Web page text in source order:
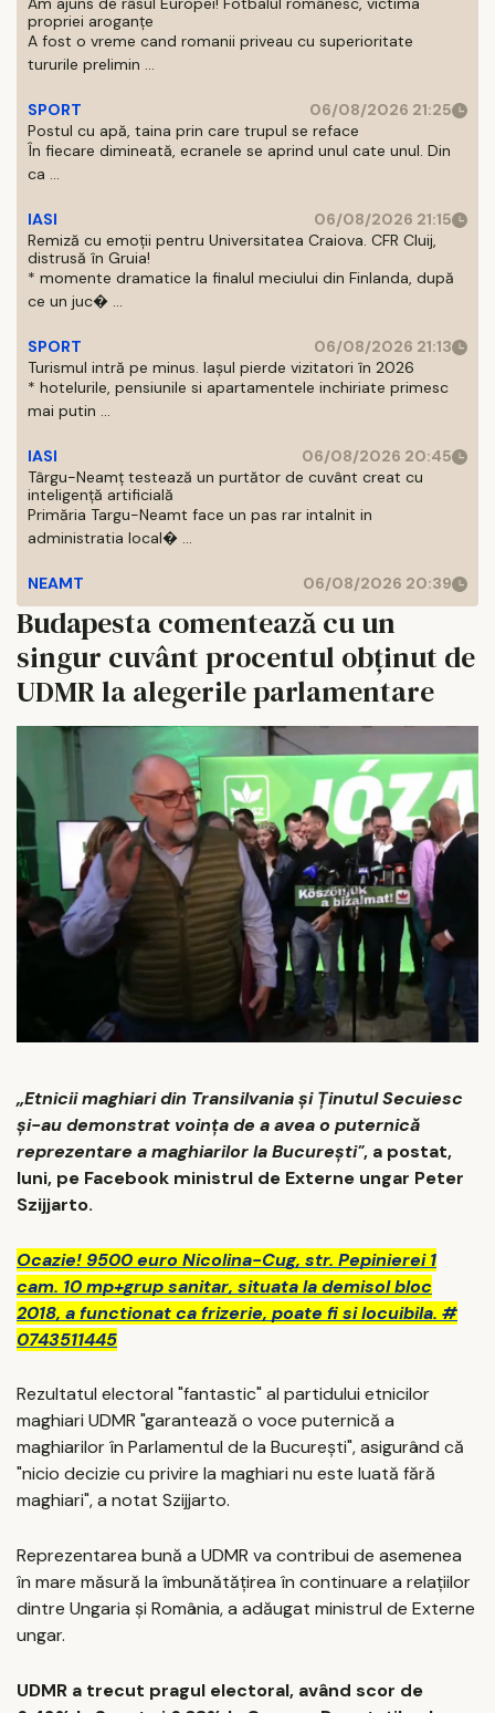
propriei aroganțe
A fost o vreme cand romanii priveau cu superioritate
tururile prelimin ...
SPORT
06/08/2026 21:25
Postul cu apă, taina prin care trupul se reface
În fiecare dimineată, ecranele se aprind unul cate unul. Din
ca ...
IASI
06/08/2026 21:15
Remiză cu emoții pentru Universitatea Craiova. CFR Cluij,
distrusă în Gruia!
* momente dramatice la finalul meciului din Finlanda, după
ce un juc� ...
SPORT
06/08/2026 21:13
Turismul intră pe minus. Iașul pierde vizitatori în 2026
* hotelurile, pensiunile si apartamentele inchiriate primesc
mai putin ...
IASI
06/08/2026 20:45
Târgu-Neamț testează un purtător de cuvânt creat cu
inteligență artificială
Primăria Targu-Neamt face un pas rar intalnit in
administratia local� ...
NEAMT 06/08/2026 20:39
Budapesta comentează cu un
singur cuvânt procentul obținut de
UDMR la alegerile parlamentare
„Etnicii maghiari din Transilvania şi Ţinutul Secuiesc
şi-au demonstrat voinţa de a avea o puternică
reprezentare a maghiarilor la Bucureşti", a postat,
luni, pe Facebook ministrul de Externe ungar Peter
Szijjarto.
Ocazie! 9500 euro Nicolina-Cug, str. Pepinierei 1
cam. 10 mp+grup sanitar, situata la demisol bloc
2018, a functionat ca frizerie, poate fi si locuibila. #
0743511445
Rezultatul electoral "fantastic" al partidului etnicilor
maghiari UDMR "garantează o voce puternică a
maghiarilor în Parlamentul de la Bucureşti", asigurând că
"nicio decizie cu privire la maghiari nu este luată fără
maghiari", a notat Szijjarto.
Reprezentarea bună a UDMR va contribui de asemenea
în mare măsură la îmbunătăţirea în continuare a relaţiilor
dintre Ungaria şi România, a adăugat ministrul de Externe
ungar.
UDMR a trecut pragul electoral, având scor de